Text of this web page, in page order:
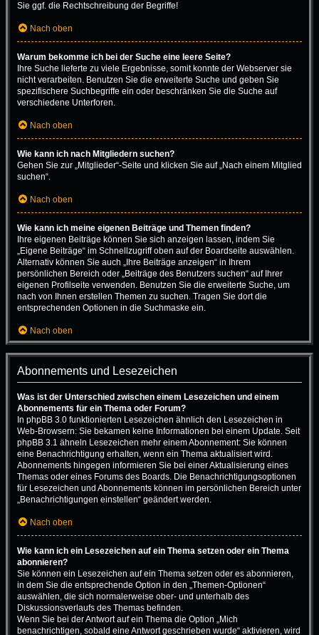
Sie ggf. die Rechtschreibung der Begriffe!
Nach oben
Warum bekomme ich bei der Suche eine leere Seite?
Ihre Suche lieferte zu viele Ergebnisse, somit konnte der Webserver sie
nicht verarbeiten. Benutzen Sie die erweiterte Suche und geben Sie
spezifischere Suchbegriffe ein oder beschränken Sie die Suche auf
verschiedene Unterforen.
Nach oben
Wie kann ich nach Mitgliedern suchen?
Gehen Sie zur „Mitglieder“-Seite und klicken Sie auf „Nach einem Mitglied
suchen“.
Nach oben
Wie kann ich meine eigenen Beiträge und Themen finden?
Ihre eigenen Beiträge können Sie sich anzeigen lassen, indem Sie
„Eigene Beiträge“ im Schnellzugriff oben auf der Boardseite auswählen.
Alternativ können Sie auch „Ihre Beiträge anzeigen“ in Ihrem
persönlichen Bereich oder „Beiträge des Benutzers suchen“ auf Ihrer
eigenen Profilseite verwenden. Benutzen Sie die erweiterte Suche, um
nach von Ihnen erstellen Themen zu suchen. Tragen Sie dort die
entsprechenden Optionen in die Suchmaske ein.
Nach oben
Abonnements und Lesezeichen
Was ist der Unterschied zwischen einem Lesezeichen und einem
Abonnements für ein Thema oder Forum?
In phpBB 3.0 funktionierten Lesezeichen ähnlich den Lesezeichen in
Web-Browsern: Sie bekamen keine Informationen bei einem Update. Seit
phpBB 3.1 ähneln Lesezeichen mehr einem Abonnement: Sie können
eine Benachrichtigung erhalten, wenn ein Thema aktualisiert wird.
Abonnements hingegen informieren Sie bei einer Aktualisierung eines
Themas oder eines Forums des Boards. Die Benachrichtigungsoptionen
für Lesezeichen und Abonnements können im persönlichen Bereich unter
„Benachrichtigungen einstellen“ geändert werden.
Nach oben
Wie kann ich ein Lesezeichen auf ein Thema setzen oder ein Thema
abonnieren?
Sie können ein Lesezeichen auf ein Thema setzen oder es abonnieren,
in dem Sie die entsprechende Option in den „Themen-Optionen“
auswählen, die sich normalerweise ober- und unterhalb des
Diskussionsverlaufs des Themas befinden.
Wenn Sie bei der Antwort auf ein Thema die Option „Mich
benachrichtigen, sobald eine Antwort geschrieben wurde“ aktivieren, wird